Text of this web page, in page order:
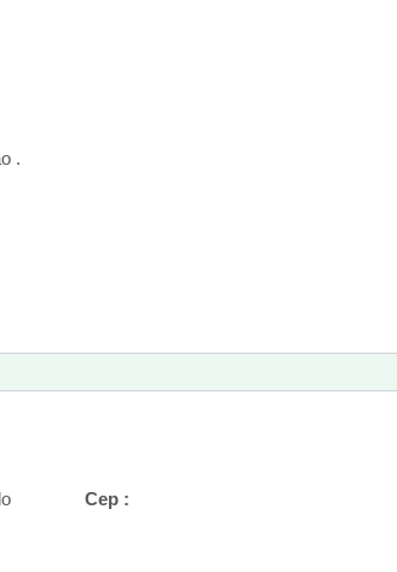
.
Cep :